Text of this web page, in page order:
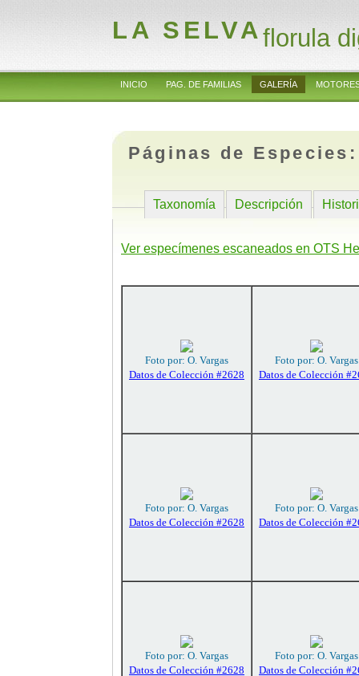
LA SELVAflorula
INICIO PAG. DE FAMILIAS GALERÍA
Páginas de
Taxonomía Descripción
Ver especímenes escaneados en OTS
Foto por: O. Vargas
Datos de Colección #2628
Foto por: O. Vargas
Datos de Colección
Foto por: O. Vargas
Datos de Colección #2628
Foto por: O. Vargas
Datos de Colección
Foto por: O. Vargas
Datos de Colección #2628
Foto por: O. Vargas
Datos de Colección